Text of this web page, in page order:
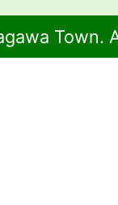
Town.